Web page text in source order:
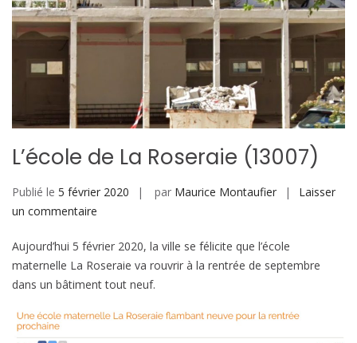
L’école de La Roseraie (13007)
Publié le 5 février 2020 par Maurice Montaufier
Laisser
un commentaire
de
La
Roseraie
Aujourd’hui 5 février 2020, la ville se félicite que l’école
maternelle La Roseraie va rouvrir à la rentrée de septembre
dans un bâtiment tout neuf.